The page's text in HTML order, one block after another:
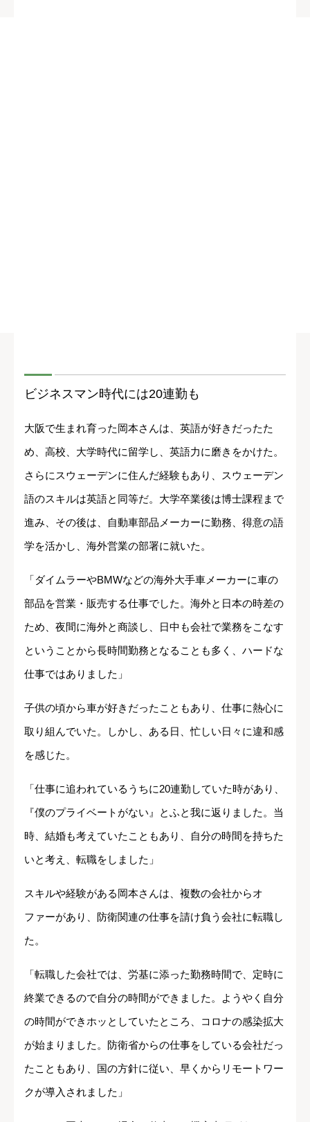
ビジネスマン時代には20連勤も
大阪で生まれ育った岡本さんは、英語が好きだったた
め、高校、大学時代に留学し、英語力に磨きをかけた。
さらにスウェーデンに住んだ経験もあり、スウェーデン
語のスキルは英語と同等だ。大学卒業後は博士課程まで
進み、その後は、自動車部品メーカーに勤務、得意の語
学を活かし、海外営業の部署に就いた。
「ダイムラーやBMWなどの海外大手車メーカーに車の
部品を営業・販売する仕事でした。海外と日本の時差の
ため、夜間に海外と商談し、日中も会社で業務をこなす
ということから長時間勤務となることも多く、ハードな
仕事ではありました」
子供の頃から車が好きだったこともあり、仕事に熱心に
取り組んでいた。しかし、ある日、忙しい日々に違和感
を感じた。
「仕事に追われているうちに20連勤していた時があり、
『僕のプライベートがない』とふと我に返りました。当
時、結婚も考えていたこともあり、自分の時間を持ちた
いと考え、転職をしました」
スキルや経験がある岡本さんは、複数の会社からオ
ファーがあり、防衛関連の仕事を請け負う会社に転職し
た。
「転職した会社では、労基に添った勤務時間で、定時に
終業できるので自分の時間ができました。ようやく自分
の時間ができホッとしていたところ、コロナの感染拡大
が始まりました。防衛省からの仕事をしている会社だっ
たこともあり、国の方針に従い、早くからリモートワー
クが導入されました」